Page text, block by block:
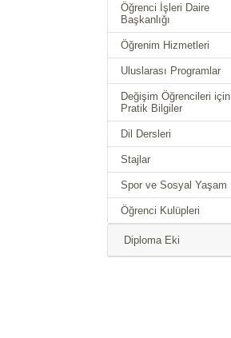
Öğrenci İşleri Daire
Başkanlığı
Öğrenim Hizmetleri
Uluslarası Programlar
Değişim Öğrencileri için
Pratik Bilgiler
Dil Dersleri
Stajlar
Spor ve Sosyal Yaşam
Öğrenci Kulüpleri
Diploma Eki